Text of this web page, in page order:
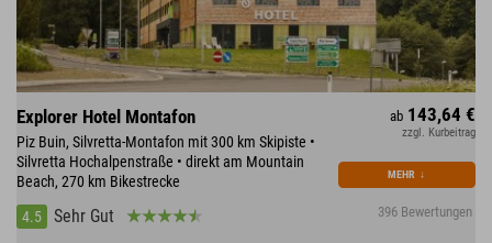
Explorer Hotel Montafon
Piz Buin, Silvretta-Montafon mit 300 km Skipiste •
Silvretta Hochalpenstraße • direkt am Mountain
Beach, 270 km Bikestrecke
4.5
Sehr Gut 396 Bewertungen
ab 143,64 €
zzgl. Kurbeitrag
MEHR ↓